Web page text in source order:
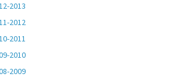
2013
2012
2011
2010
2009